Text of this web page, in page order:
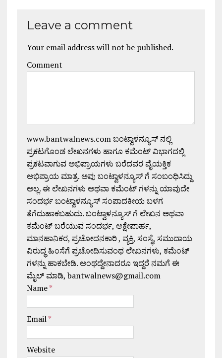
Leave a comment
Your email address will not be published.
Comment
www.bantwalnews.com ಬಂಟ್ವಾಳನ್ಯೂಸ್ ನಲ್ಲಿ
ಪ್ರಕಟಗೊಂಡ ಲೇಖನಗಳು ಹಾಗೂ ಕಮೆಂಟ್ ವಿಭಾಗದಲ್ಲಿ
ಪ್ರಕಟವಾಗುವ ಅಭಿಪ್ರಾಯಗಳು ಬರೆದವರ ವೈಯಕ್ತಿಕ
ಅಭಿಪ್ರಾಯ ಮಾತ್ರ. ಅವು ಬಂಟ್ವಾಳನ್ಯೂಸ್ ಗೆ ಸಂಬಂಧಿಸಿದ್ದು
ಅಲ್ಲ. ಈ ಲೇಖನಗಳು ಅಥವಾ ಕಮೆಂಟ್ ಗಳನ್ನು ಯಾವುದೇ
ಸಂದರ್ಭ ಬಂಟ್ವಾಳನ್ಯೂಸ್ ಸಂಪಾದಕೀಯ ಬಳಗ
ತೆಗೆದುಹಾಕಬಹುದು. ಬಂಟ್ವಾಳನ್ಯೂಸ್ ಗೆ ಲೇಖನ ಅಥವಾ
ಕಮೆಂಟ್ ಬರೆಯುವ ಸಂದರ್ಭ, ಆಕ್ಷೇಪಾರ್ಹ,
ಮಾನಹಾನಿಕರ, ಪ್ರಚೋದನಕಾರಿ , ವ್ಯಕ್ತಿ, ಸಂಸ್ಥೆ, ಸಮುದಾಯ
ವಿರುದ್ಧ ಹಿಂಸೆಗೆ ಪ್ರಚೋದಿಸುವಂಥ ಲೇಖನಗಳು, ಕಮೆಂಟ್
ಗಳನ್ನು ಹಾಕಬೇಡಿ. ಅಂಥದ್ದೇನಾದರೂ ಇದ್ದರೆ ನಮಗೆ ಈ
ಮೈಲ್ ಮಾಡಿ, bantwalnews@gmail.com
Name*
Email*
Website